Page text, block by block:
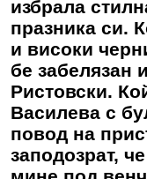
избрала
празника си.
и високи
бе забелязан
Ристовски.
Василева с
повод на
заподозрат,